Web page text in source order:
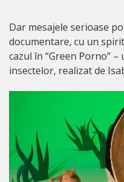
Dar mesajele serioase
documentare, cu un
cazul în “Green Porno”
insectelor, realizat de